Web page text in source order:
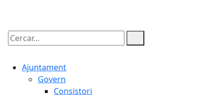
Cercar:
Ajuntament
Govern
Consistori